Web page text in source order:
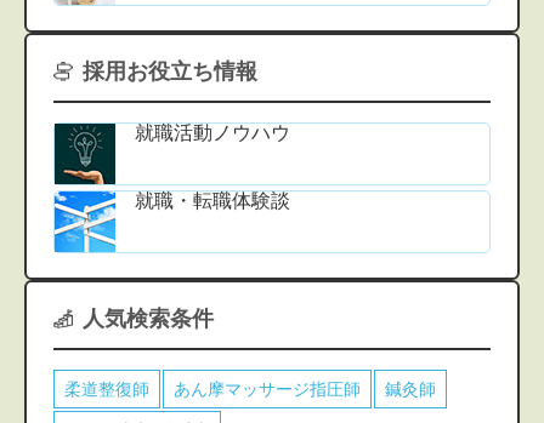
採用お役立ち情報
就職活動ノウハウ
就職・転職体験談
人気検索条件
柔道整復師 あん摩マッサージ指圧師 鍼灸師